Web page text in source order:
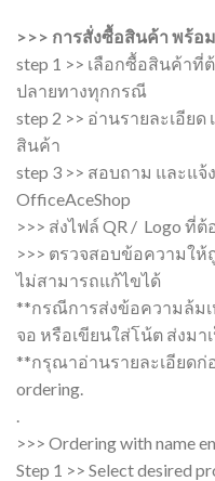
>>> การสั่งซื้อสินค้า พร้อ
step 1 >> เลือกซื้อสินค้าที่
ปลายทางทุกกรณี
step 2 >> อ่านรายละเอีย
สินค้า
step 3 >> สอบถาม และแ
OfficeAceShop
>>> ส่งไฟล์ QR / Logo ที่
>>> ตรวจสอบข้อความใ
ไม่สามารถแก้ไขได้
**กรณีการส่งข้อความล้ม
จอ หรือเขียนใส่โน้ต ส่งมา
**กรุณาอ่านรายละเอียดก่
ordering.
>>> Ordering with name
Step 1 >> Select desired